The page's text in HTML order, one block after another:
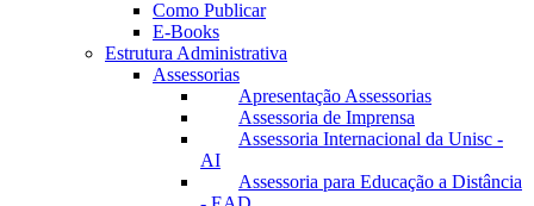
Como Publicar
E-Books
Estrutura Administrativa
Assessorias
Apresentação Assessorias
Assessoria de Imprensa
Assessoria Internacional da Unisc -
AI
Assessoria para Educação a Distância